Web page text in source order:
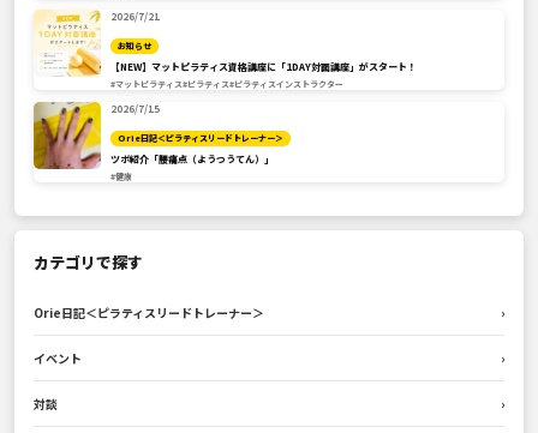
2026/7/21
お知らせ
【NEW】マットピラティス資格講座に「1DAY対面講座」がスタート！
#マットピラティス#ピラティス#ピラティスインストラクター
2026/7/15
Orie日記＜ピラティスリードトレーナー＞
ツボ紹介「腰痛点（ようつうてん）」
#健康
カテゴリで探す
Orie日記＜ピラティスリードトレーナー＞ ›
イベント ›
対談 ›